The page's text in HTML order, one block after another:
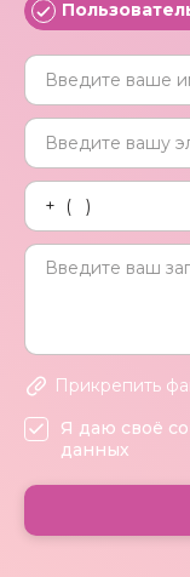
Прикрепить
Я даю своё
данных